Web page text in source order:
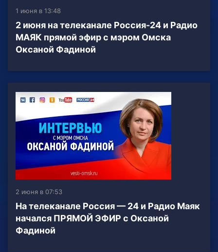
1 июня в 13:48
2 июня на телеканале Россия-24 и Радио
МАЯК прямой эфир с мэром Омска
Оксаной Фадиной
2 июня в 07:53
На телеканале Россия — 24 и Радио Маяк
начался ПРЯМОЙ ЭФИР с Оксаной
Фадиной